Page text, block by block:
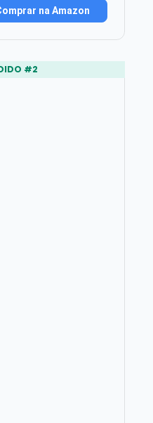
na Amazon
#2